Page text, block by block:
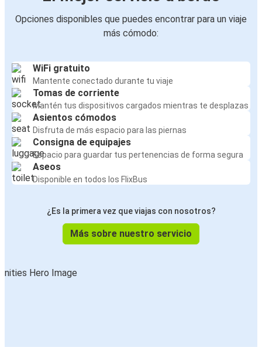
Opciones disponibles que puedes encontrar para un viaje
más cómodo:
WiFi gratuito
Mantente conectado durante tu viaje
Tomas de corriente
Mantén tus dispositivos cargados mientras te desplazas
Asientos cómodos
Disfruta de más espacio para las piernas
Consigna de equipajes
Espacio para guardar tus pertenencias de forma segura
Aseos
Disponible en todos los FlixBus
¿Es la primera vez que viajas con nosotros?
Más sobre nuestro servicio